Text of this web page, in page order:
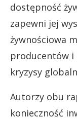
dostępność
zapewni jej
żywnościowa
producentów i
kryzysy
Autorzy obu
konieczność